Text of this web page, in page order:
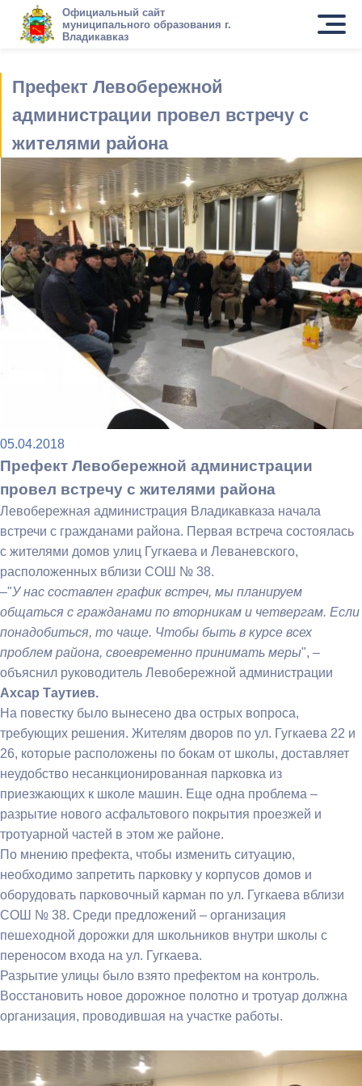
Официальный сайт
муниципального образования г.
Владикавказ
Префект Левобережной
администрации провел встречу с
жителями района
05.04.2018
Префект Левобережной администрации
провел встречу с жителями района
Левобережная администрация Владикавказа начала
встречи с гражданами района. Первая встреча состоялась
с жителями домов улиц Гугкаева и Леваневского,
расположенных вблизи СОШ № 38.
–"У нас составлен график встреч, мы планируем
общаться с гражданами по вторникам и четвергам. Если
понадобиться, то чаще. Чтобы быть в курсе всех
проблем района, своевременно принимать меры", –
объяснил руководитель Левобережной администрации
Ахсар Таутиев.
На повестку было вынесено два острых вопроса,
требующих решения. Жителям дворов по ул. Гугкаева 22 и
26, которые расположены по бокам от школы, доставляет
неудобство несанкционированная парковка из
приезжающих к школе машин. Еще одна проблема –
разрытие нового асфальтового покрытия проезжей и
тротуарной частей в этом же районе.
По мнению префекта, чтобы изменить ситуацию,
необходимо запретить парковку у корпусов домов и
оборудовать парковочный карман по ул. Гугкаева вблизи
СОШ № 38. Среди предложений – организация
пешеходной дорожки для школьников внутри школы с
переносом входа на ул. Гугкаева.
Разрытие улицы было взято префектом на контроль.
Восстановить новое дорожное полотно и тротуар должна
организация, проводившая на участке работы.